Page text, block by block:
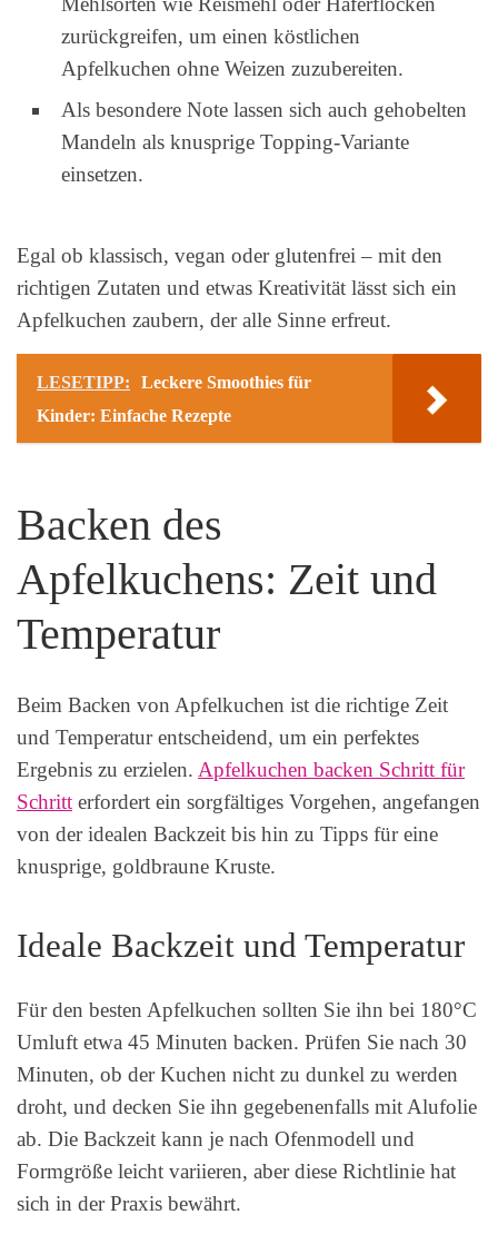
zurückgreifen, um einen köstlichen
Apfelkuchen ohne Weizen zuzubereiten.
Als besondere Note lassen sich auch gehobelten
Mandeln als knusprige Topping-Variante
einsetzen.
Egal ob klassisch, vegan oder glutenfrei – mit den
richtigen Zutaten und etwas Kreativität lässt sich ein
Apfelkuchen zaubern, der alle Sinne erfreut.
LESETIPP:
Leckere Smoothies für
Kinder: Einfache Rezepte
Backen des
Apfelkuchens: Zeit und
Temperatur
Beim Backen von Apfelkuchen ist die richtige Zeit
und Temperatur entscheidend, um ein perfektes
Ergebnis zu erzielen. Apfelkuchen backen Schritt für
Schritt erfordert ein sorgfältiges Vorgehen, angefangen
von der idealen Backzeit bis hin zu Tipps für eine
knusprige, goldbraune Kruste.
Ideale Backzeit und Temperatur
Für den besten Apfelkuchen sollten Sie ihn bei 180°C
Umluft etwa 45 Minuten backen. Prüfen Sie nach 30
Minuten, ob der Kuchen nicht zu dunkel zu werden
droht, und decken Sie ihn gegebenenfalls mit Alufolie
ab. Die Backzeit kann je nach Ofenmodell und
Formgröße leicht variieren, aber diese Richtlinie hat
sich in der Praxis bewährt.